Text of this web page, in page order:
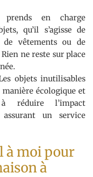
en charge
qu’il s’agisse de
de vêtements ou de
ne reste sur place
objets inutilisables
écologique et
réduire l’impact
un service
à moi pour
à